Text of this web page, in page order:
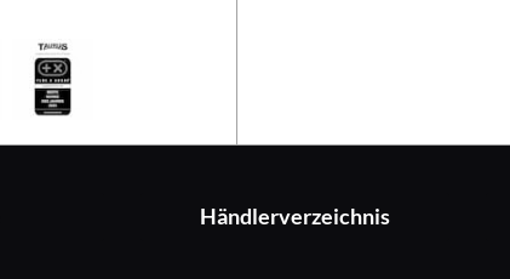
Händlerverzeichnis